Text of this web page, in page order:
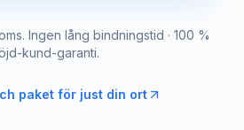
Ingen lång bindningstid · 100 %
kund-garanti.
paket för just din ort